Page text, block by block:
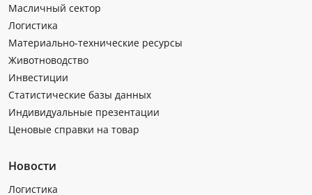
Масличный сектор
Логистика
Материально-технические ресурсы
Животноводство
Инвестиции
Статистические базы данных
Индивидуальные презентации
Ценовые справки на товар
Новости
Логистика